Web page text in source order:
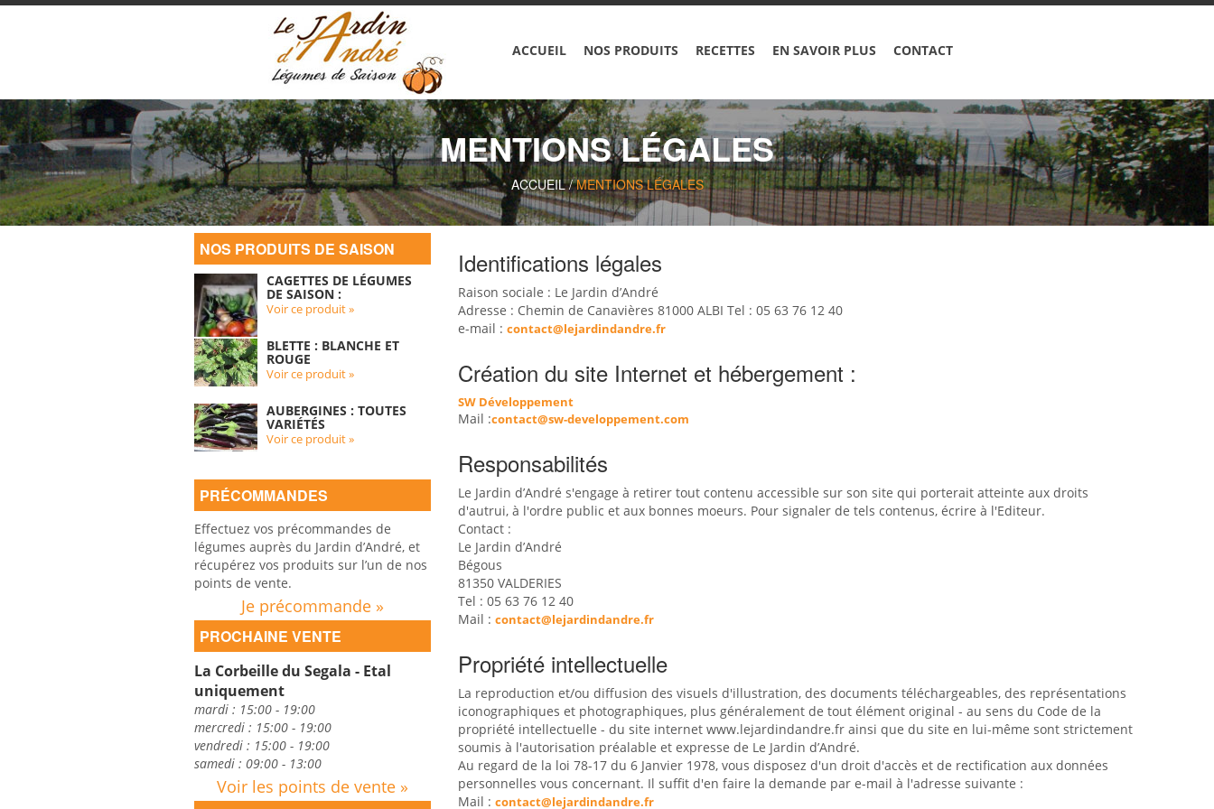
ACCUEIL NOS PRODUITS RECETTES EN SAVOIR PLUS CONTACT
MENTIONS LÉGALES
ACCUEIL/MENTIONS LÉGALES
NOS PRODUITS DE SAISON
CAGETTES DE LÉGUMES
DE SAISON :
Voir ce produit »
BLETTE : BLANCHE ET
ROUGE
Voir ce produit »
AUBERGINES : TOUTES
VARIÉTÉS
Voir ce produit »
PRÉCOMMANDES
Effectuez vos précommandes de
légumes auprès du Jardin d’André, et
récupérez vos produits sur l’un de nos
points de vente.
Je précommande »
PROCHAINE VENTE
La Corbeille du Segala - Etal
uniquement
mardi : 15:00 - 19:00
mercredi : 15:00 - 19:00
vendredi : 15:00 - 19:00
samedi : 09:00 - 13:00
Voir les points de vente »
Identifications légales
Raison sociale : Le Jardin d’André
Adresse : Chemin de Canavières 81000 ALBI Tel : 05 63 76 12 40
e-mail : contact@lejardindandre.fr
Création du site Internet et hébergement :
SW Développement
Mail :contact@sw-developpement.com
Responsabilités
Le Jardin d’André s'engage à retirer tout contenu accessible sur son site qui porterait atteinte aux droits
d'autrui, à l'ordre public et aux bonnes moeurs. Pour signaler de tels contenus, écrire à l'Editeur.
Contact :
Le Jardin d’André
Bégous
81350 VALDERIES
Tel : 05 63 76 12 40
Mail : contact@lejardindandre.fr
Propriété intellectuelle
La reproduction et/ou diffusion des visuels d'illustration, des documents téléchargeables, des représentations
iconographiques et photographiques, plus généralement de tout élément original - au sens du Code de la
propriété intellectuelle - du site internet www.lejardindandre.fr ainsi que du site en lui-même sont strictement
soumis à l'autorisation préalable et expresse de Le Jardin d’André.
Au regard de la loi 78-17 du 6 Janvier 1978, vous disposez d'un droit d'accès et de rectification aux données
personnelles vous concernant. Il suffit d'en faire la demande par e-mail à l'adresse suivante :
Mail : contact@lejardindandre.fr